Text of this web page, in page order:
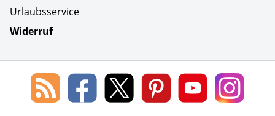
Urlaubsservice
Widerruf
Social Media
Blog
des
Lorenz
Leserservice
Lorenz
Leserservice
Lorenz
Leserservice
Lorenz
Leserservice
Lorenz